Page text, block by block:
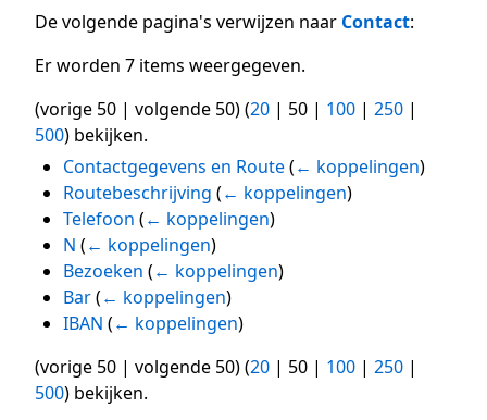
De volgende pagina's verwijzen naar Contact:
Er worden 7 items weergegeven.
(vorige 50 | volgende 50) (20 | 50 | 100 | 250 |
500) bekijken.
Contactgegevens en Route (← koppelingen)
Routebeschrijving (← koppelingen)
Telefoon (← koppelingen)
N (← koppelingen)
Bezoeken (← koppelingen)
Bar (← koppelingen)
IBAN (← koppelingen)
(vorige 50 | volgende 50) (20 | 50 | 100 | 250 |
500) bekijken.